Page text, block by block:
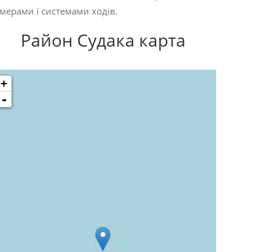
і системами ходів.
Район Судака карта
+
-